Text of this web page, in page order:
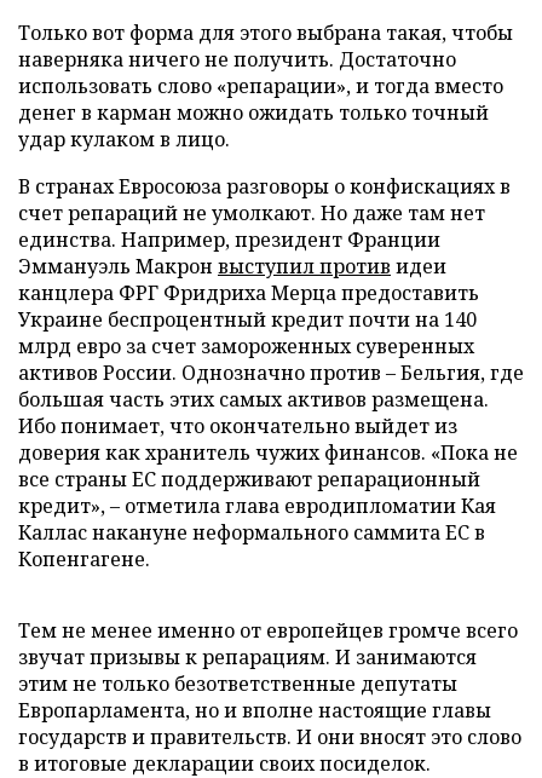
Только вот форма для этого выбрана такая, чтобы
наверняка ничего не получить. Достаточно
использовать слово «репарации», и тогда вместо
денег в карман можно ожидать только точный
удар кулаком в лицо.
В странах Евросоюза разговоры о конфискациях в
счет репараций не умолкают. Но даже там нет
единства. Например, президент Франции
Эммануэль Макрон выступил против идеи
канцлера ФРГ Фридриха Мерца предоставить
Украине беспроцентный кредит почти на 140
млрд евро за счет замороженных суверенных
активов России. Однозначно против – Бельгия, где
большая часть этих самых активов размещена.
Ибо понимает, что окончательно выйдет из
доверия как хранитель чужих финансов. «Пока не
все страны ЕС поддерживают репарационный
кредит», – отметила глава евродипломатии Кая
Каллас накануне неформального саммита ЕС в
Копенгагене.
Тем не менее именно от европейцев громче всего
звучат призывы к репарациям. И занимаются
этим не только безответственные депутаты
Европарламента, но и вполне настоящие главы
государств и правительств. И они вносят это слово
в итоговые декларации своих посиделок.